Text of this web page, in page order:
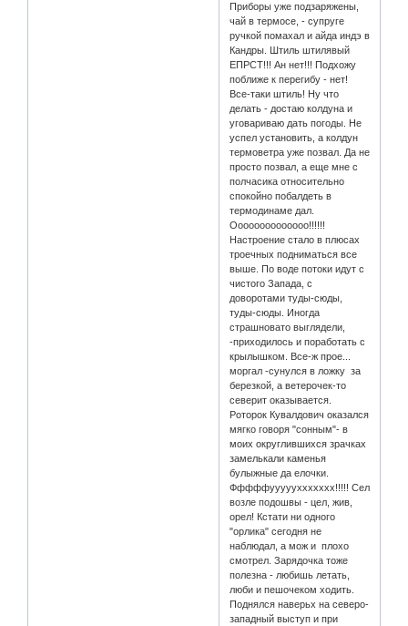
Приборы уже подзаряжены,
чай в термосе, - супруге
ручкой помахал и айда индэ в
Кандры. Штиль штилявый
ЕПРСТ!!! Ан нет!!! Подхожу
поближе к перегибу - нет!
Все-таки штиль! Ну что
делать - достаю колдуна и
уговариваю дать погоды. Не
успел установить, а колдун
термоветра уже позвал. Да не
просто позвал, а еще мне с
полчасика относительно
спокойно побалдеть в
термодинаме дал.
Оооооооооооооо!!!!!!
Настроение стало в плюсах
троечных подниматься все
выше. По воде потоки идут с
чистого Запада, с
доворотами туды-сюды,
туды-сюды. Иногда
страшновато выглядели,
-приходилось и поработать с
крылышком. Все-ж прое...
моргал -сунулся в ложку за
березкой, а ветерочек-то
северит оказывается.
Роторок Кувалдович оказался
мягко говоря "сонным"- в
моих округлившихся зрачках
замелькали каменья
булыжные да елочки.
Фффффуууууххххххх!!!!! Сел
возле подошвы - цел, жив,
орел! Кстати ни одного
"орлика" сегодня не
наблюдал, а мож и плохо
смотрел. Зарядочка тоже
полезна - любишь летать,
люби и пешочеком ходить.
Поднялся наверьх на северо-
западный выступ и при